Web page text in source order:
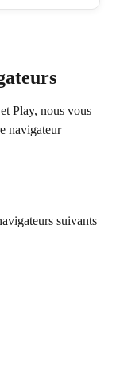
Play, nous vous
navigateur
suivants